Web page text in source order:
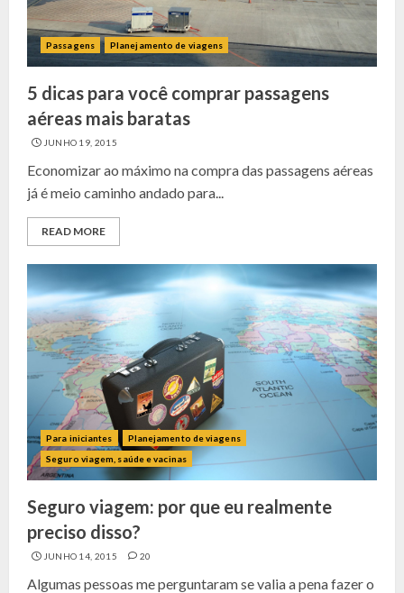
Passagens Planejamento de viagens
5 dicas para você comprar passagens
aéreas mais baratas
JUNHO 19, 2015
Economizar ao máximo na compra das passagens aéreas
já é meio caminho andado para...
READ MORE
Para iniciantes
Planejamento de viagens
Seguro viagem, saúde e vacinas
Seguro viagem: por que eu realmente
preciso disso?
JUNHO 14, 2015 20
Algumas pessoas me perguntaram se valia a pena fazer o